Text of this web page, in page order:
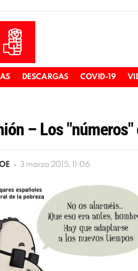
DESCARGAS COVID-19
– Los "números"
3 marzo 2015, 11:06